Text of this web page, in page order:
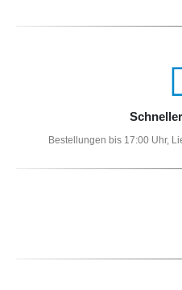
Bestellungen bis 17:00 Uhr,